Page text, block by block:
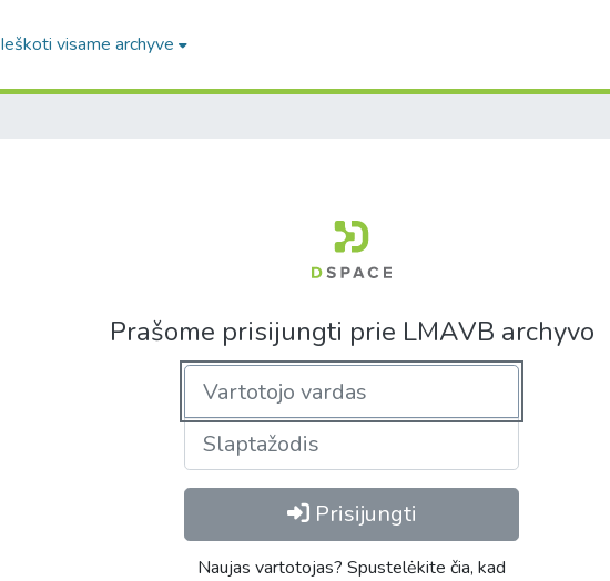
Ieškoti visame archyve
Prašome prisijungti prie LMAVB archyvo
Prisijungti
Naujas vartotojas? Spustelėkite čia, kad